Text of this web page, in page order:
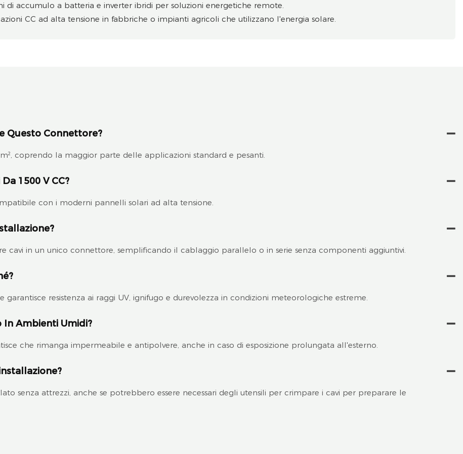
di accumulo a batteria e inverter ibridi per soluzioni energetiche remote.
CC ad alta tensione in fabbriche o impianti agricoli che utilizzano l'energia solare.
Questo Connettore?
coprendo la maggior parte delle applicazioni standard e pesanti.
1500 V CC?
con i moderni pannelli solari ad alta tensione.
cavi in ​​un unico connettore, semplificando il cablaggio parallelo o in serie senza componenti aggiuntivi.
resistenza ai raggi UV, ignifugo e durevolezza in condizioni meteorologiche estreme.
In Ambienti Umidi?
che rimanga impermeabile e antipolvere, anche in caso di esposizione prolungata all'esterno.
senza attrezzi, anche se potrebbero essere necessari degli utensili per crimpare i cavi per preparare le